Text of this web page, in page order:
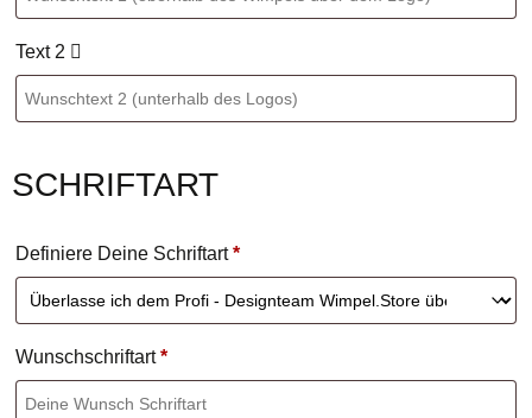
Text 2
SCHRIFTART
Definiere Deine Schriftart*
Wunschschriftart*